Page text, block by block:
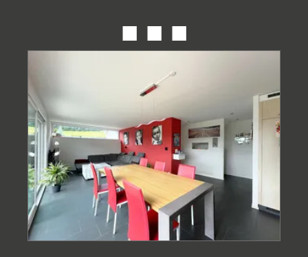
■ ■ ■